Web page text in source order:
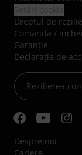
Dreptul de
Comanda /
Garanție
Declarație de
Rezilierea
Despre noi